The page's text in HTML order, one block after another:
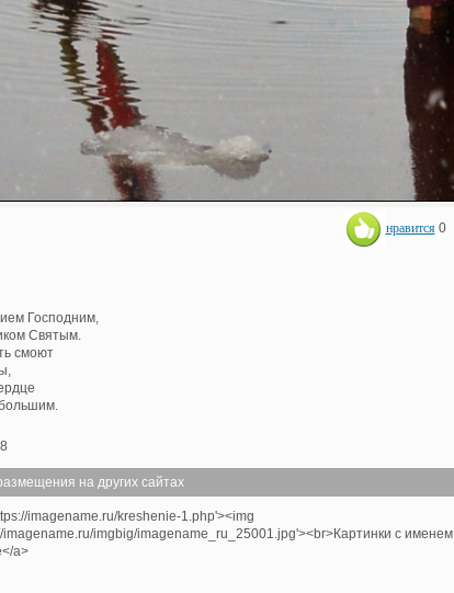
нравится 0
Господним,
Святым.
смоют
на других сайтах
imagename.ru/kreshenie-1.php'><img
imagename.ru/imgbig/imagename_ru_25001.jpg'><br>Картинки с именем
a>